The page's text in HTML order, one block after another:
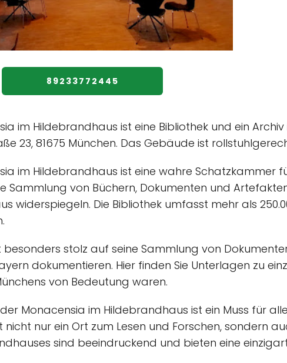
89233772445
im Hildebrandhaus ist eine Bibliothek und ein
23, 81675 München. Das Gebäude ist
im Hildebrandhaus ist eine wahre Schatzkammer
Sammlung von Büchern, Dokumenten und
widerspiegeln. Die Bibliothek umfasst mehr als
besonders stolz auf seine Sammlung von
dokumentieren. Hier finden Sie Unterlagen zu
von Bedeutung waren.
der Monacensia im Hildebrandhaus ist ein Muss für
nicht nur ein Ort zum Lesen und Forschen, sondern
sind beeindruckend und bieten eine